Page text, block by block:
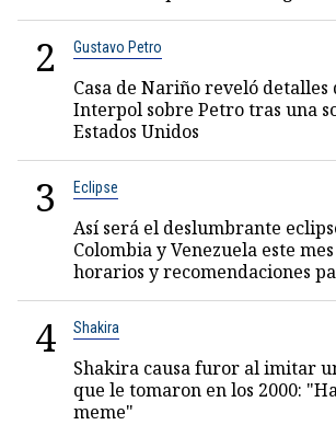
2 Gustavo Petro
Casa de Nariño reveló detalles
Interpol sobre Petro tras una
Estados Unidos
3 Eclipse
Así será el deslumbrante
Colombia y Venezuela este
horarios y recomendaciones
4 Shakira
Shakira causa furor al imitar
que le tomaron en los 2000:
meme"